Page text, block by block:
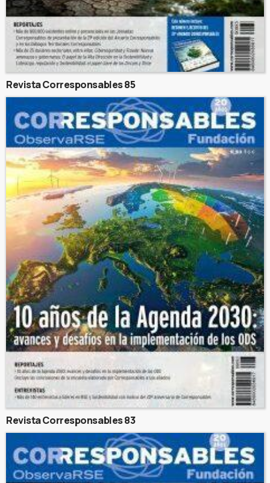
Revista Corresponsables 85
Revista Corresponsables 83